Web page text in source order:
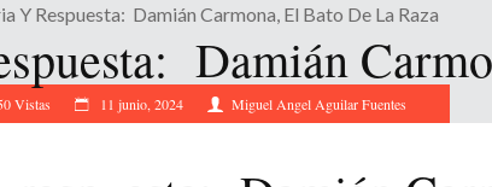
Y Respuesta: Damián Carmona, El Bato De La Raza
Damián
Vistas 11 junio, 2024 Miguel Angel Aguilar Fuentes